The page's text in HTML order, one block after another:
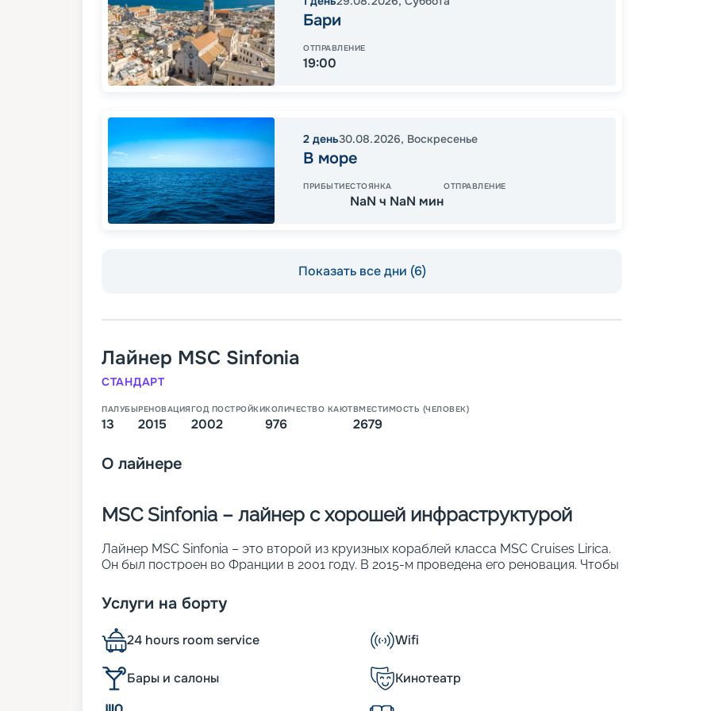
Бари
ОТПРАВЛЕНИЕ
19:00
2 день30.08.2026, Воскресенье
В море
ПРИБЫТИЕСТОЯНКА
NaN ч NaN мин
ОТПРАВЛЕНИЕ
Показать все дни (6)
Лайнер MSC Sinfonia
СТАНДАРТ
ПАЛУБЫ
13
РЕНОВАЦИЯ
2015
ГОД ПОСТРОЙКИ
2002
КОЛИЧЕСТВО КАЮТ
976
ВМЕСТИМОСТЬ (ЧЕЛОВЕК)
2679
О лайнере
MSC Sinfonia – лайнер с хорошей инфраструктурой
Лайнер MSC Sinfonia – это второй из круизных кораблей класса MSC Cruises Lirica.
Он был построен во Франции в 2001 году. В 2015-м проведена его реновация. Чтобы
поверхностей на судне светопрозрачные. К ним относят ростовые иллюминаторы,
световые окна, стеклянные навесы и витражи. На лайнере 976 комфортабельных
кают (из них 132 сьюта с балконами), где могут с удобством разместиться 2 679
пассажиров. Другие его особенности:
• ширина – 32 м;
• общее количество палуб – 13;
• круизная скорость – 21 узел;
Услуги на борту
24 hours room service Wifi
Бары и салоны Кинотеатр